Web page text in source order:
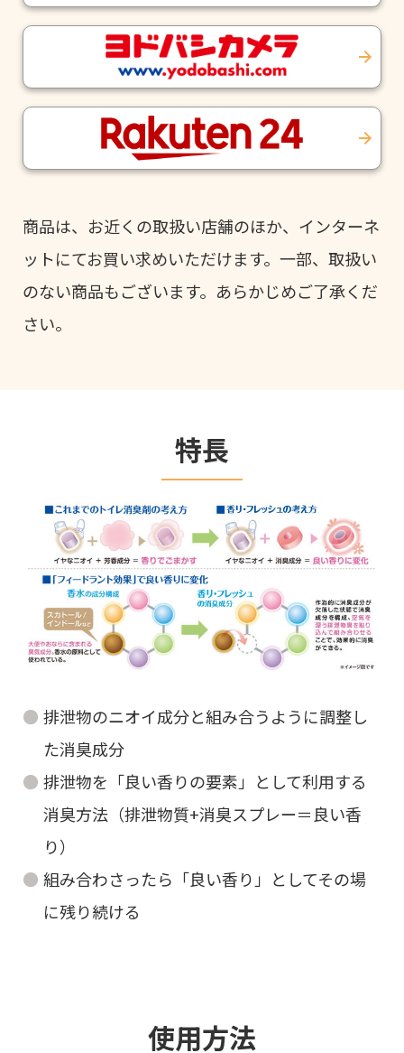
商品は、お近くの取扱い店舗のほか、インターネ
ットにてお買い求めいただけます。一部、取扱い
のない商品もございます。あらかじめご了承くだ
さい。
特長
排泄物のニオイ成分と組み合うように調整し
た消臭成分
排泄物を「良い香りの要素」として利用する
消臭方法（排泄物質+消臭スプレー＝良い香
り）
組み合わさったら「良い香り」としてその場
に残り続ける
使用方法